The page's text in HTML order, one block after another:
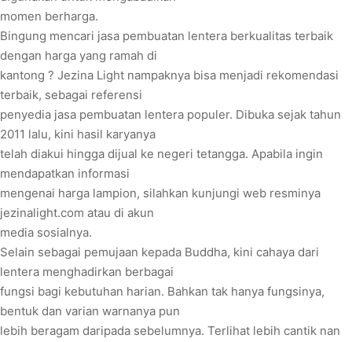
momen berharga.
Bingung mencari jasa pembuatan lentera berkualitas terbaik
dengan harga yang ramah di
kantong ? Jezina Light nampaknya bisa menjadi rekomendasi
terbaik, sebagai referensi
penyedia jasa pembuatan lentera populer. Dibuka sejak tahun
2011 lalu, kini hasil karyanya
telah diakui hingga dijual ke negeri tetangga. Apabila ingin
mendapatkan informasi
mengenai harga lampion, silahkan kunjungi web resminya
jezinalight.com atau di akun
media sosialnya.
Selain sebagai pemujaan kepada Buddha, kini cahaya dari
lentera menghadirkan berbagai
fungsi bagi kebutuhan harian. Bahkan tak hanya fungsinya,
bentuk dan varian warnanya pun
lebih beragam daripada sebelumnya. Terlihat lebih cantik nan